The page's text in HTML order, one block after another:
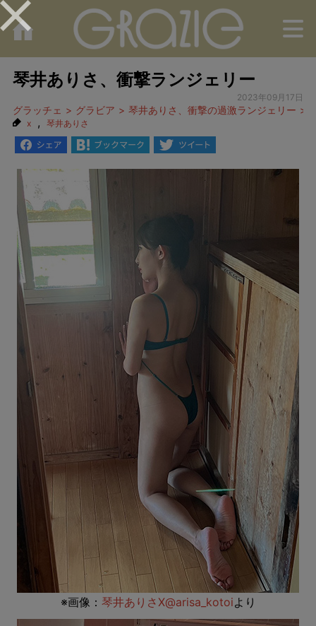
琴井ありさ、衝撃ランジェリー
2023年09月17日
グラッチェ グラビア 琴井ありさ、衝撃の過激ランジェリー
x , 琴井ありさ
※画像： 琴井ありさX@arisa_kotoiより